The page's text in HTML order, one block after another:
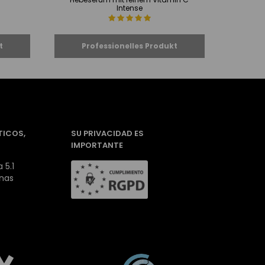
Intense
SU PRIVACIDAD ES
IMPORTANTE